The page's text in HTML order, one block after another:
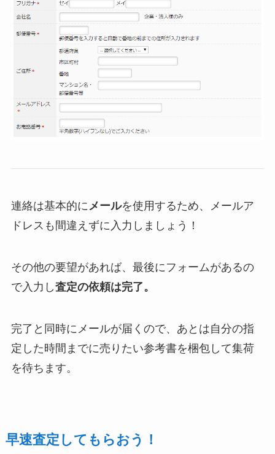
連絡は基本的にメールを使用するため、メールア
ドレスも間違えずに入力しましょう！
その他の要望があれば、最後にフォームがあるの
で入力し査定の依頼は完了。
完了と同時にメールが届くので、あとは自分の指
定した時間までに売りたい参考書を梱包して集荷
を待ちます。
早速査定してもらおう！